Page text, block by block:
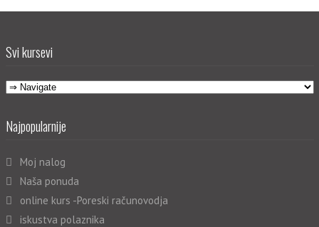
Svi kursevi
Najpopularnije
Moj nalog
Naša ponuda
online kurs -Poreski računovodja
iskustva polaznika